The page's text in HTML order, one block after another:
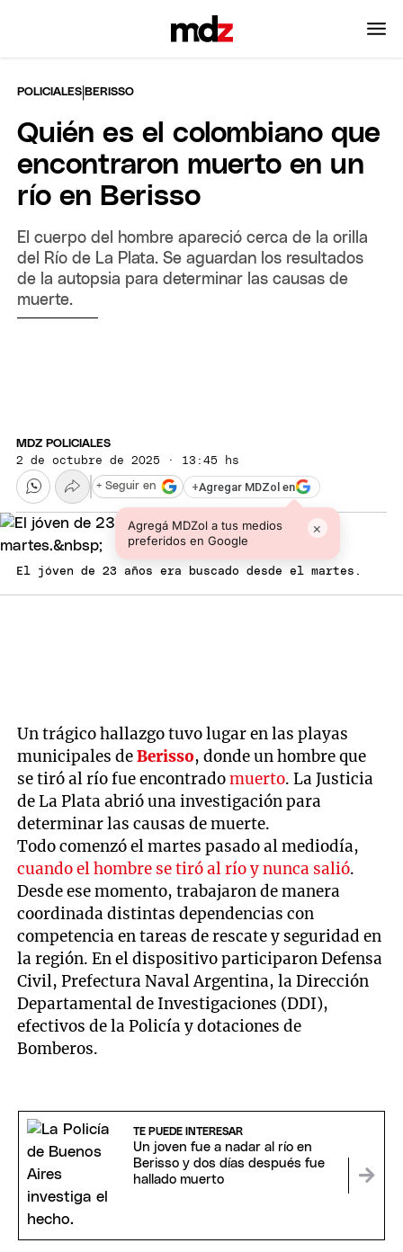
POLICIALES |BERISSO
Quién es el colombiano que
encontraron muerto en un
río en Berisso
El cuerpo del hombre apareció cerca de la orilla
del Río de La Plata. Se aguardan los resultados
de la autopsia para determinar las causas de
muerte.
MDZ POLICIALES
2 de octubre de 2025 · 13:45 hs
+Agregar MDZol en
Agregá MDZol a tus medios
preferidos en Google
×
+ Seguir en
El jóven de 23 años era buscado desde el martes.
Un trágico hallazgo tuvo lugar en las playas
municipales deBerisso, donde un hombre que
se tiró al río fue encontradomuerto. La Justicia
de La Plata abrió una investigación para
determinar las causas de muerte.
Todo comenzó el martes pasado al mediodía,
cuando el hombre se tiró al río y nunca salió.
Desde ese momento, trabajaron de manera
coordinada distintas dependencias con
competencia en tareas de rescate y seguridad en
la región. En el dispositivo participaron Defensa
Civil, Prefectura Naval Argentina, la Dirección
Departamental de Investigaciones (DDI),
efectivos de la Policía y dotaciones de
Bomberos.
TE PUEDE INTERESAR
Un joven fue a nadar al río en
Berisso y dos días después fue
hallado muerto